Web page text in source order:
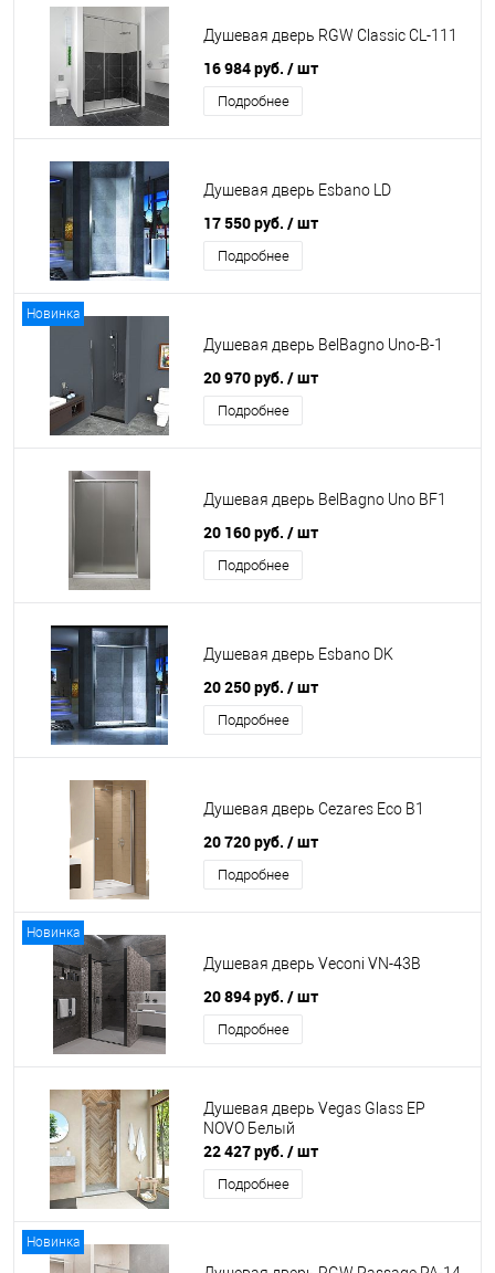
Душевая дверь RGW Classic CL-111
16 984 руб. / шт
Подробнее
Душевая дверь Esbano LD
17 550 руб. / шт
Подробнее
Новинка
Душевая дверь BelBagno Uno-B-1
20 970 руб. / шт
Подробнее
Душевая дверь BelBagno Uno BF1
20 160 руб. / шт
Подробнее
Душевая дверь Esbano DK
20 250 руб. / шт
Подробнее
Душевая дверь Cezares Eco B1
20 720 руб. / шт
Подробнее
Новинка
Душевая дверь Veconi VN-43B
20 894 руб. / шт
Подробнее
Душевая дверь Vegas Glass EP
NOVO Белый
22 427 руб. / шт
Подробнее
Новинка